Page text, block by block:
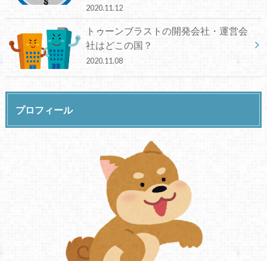
2020.11.12
トゥーンブラストの開発会社・運営会
社はどこの国？
2020.11.08
プロフィール